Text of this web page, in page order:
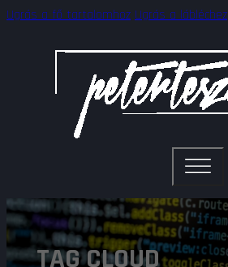
Ugrás a fő tartalomhoz Ugrás a lábléchez
TAG CLOUD